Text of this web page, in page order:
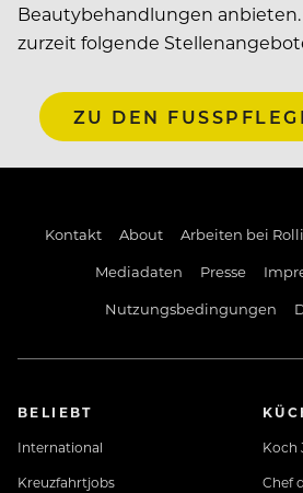
Beautybehandlungen anbieten.
zurzeit folgende
ZU DEN
Kontakt About Arbeiten bei
Mediadaten
Presse
Nutzungsbedingungen
BELIEBT
International
Kreuzfahrtjobs
Koch
Chef